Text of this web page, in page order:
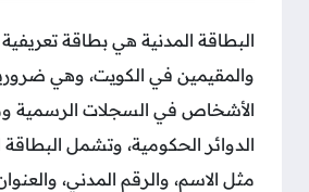
البطاقة المدنية هي بطاقة
والمقيمين في الكويت، وهي
الأشخاص في السجلات الرسمية
الدوائر الحكومية، وتشمل البطاقة
مثل الاسم، والرقم المدني،